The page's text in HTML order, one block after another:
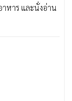
หาร และนั่งอ่าน